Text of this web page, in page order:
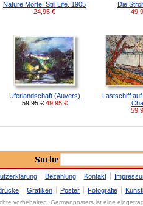
Nature Morte: Still Life, 1905
24,95 €
Die
Uferlandschaft (Auvers)
59,95 € 49,95 €
Lastschiff auf
Bezahlung Kontakt
Grafiken Poster Fotografie
vorbehalten. Germanposters ist eine